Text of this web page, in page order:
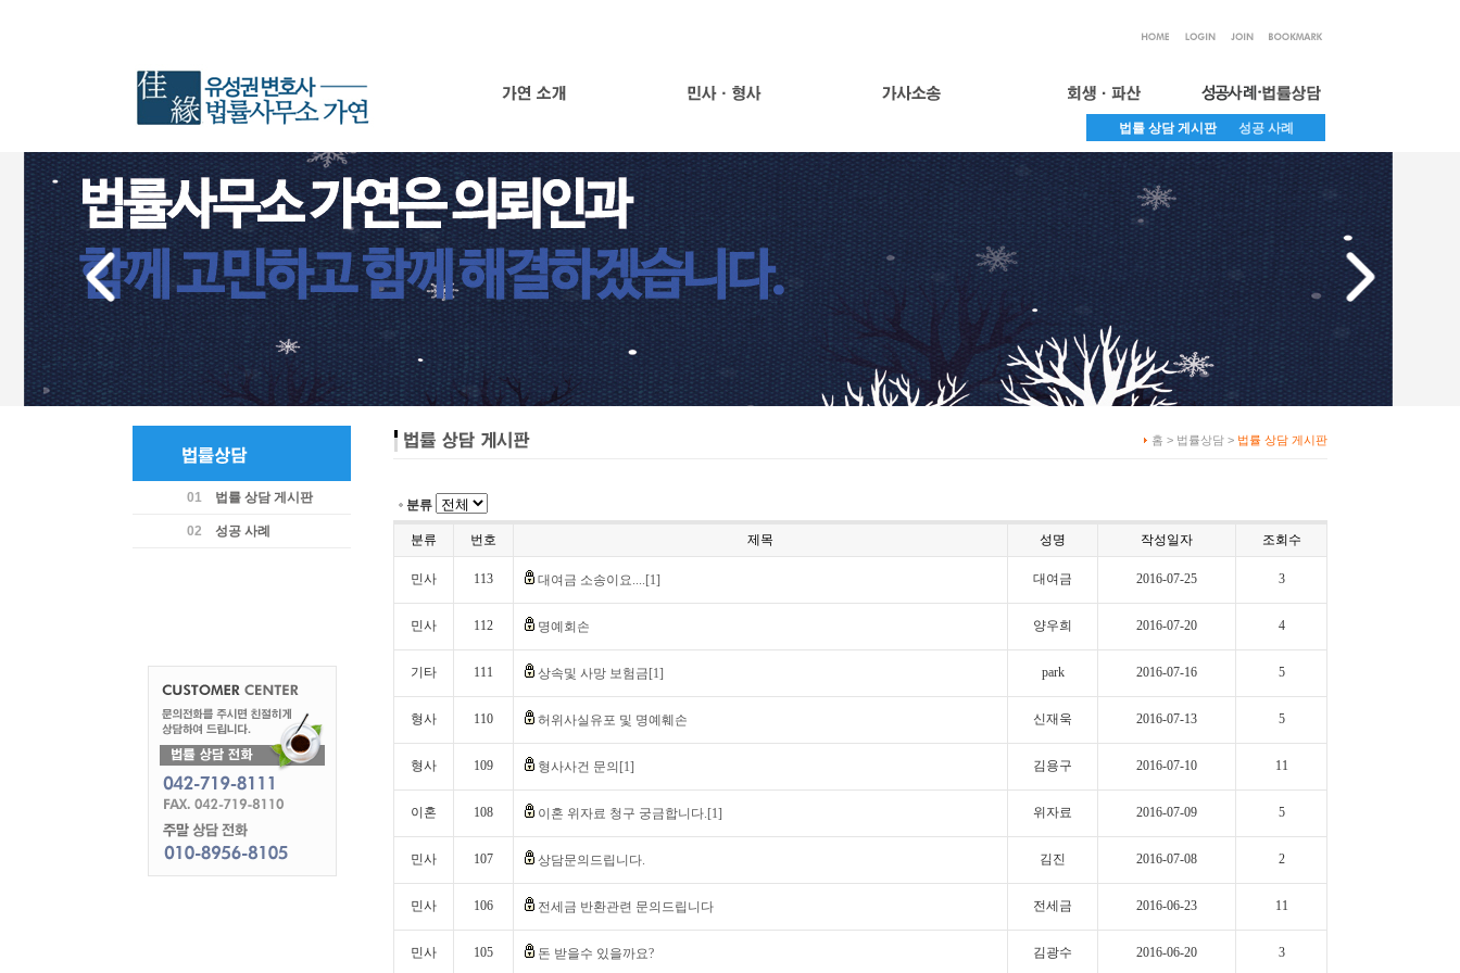
법률 상담 게시판 성공 사례
01 법률 상담 게시판
02 성공 사례
홈 > 법률상담 > 법률 상담 게시판
분류
분류 번호 제목 성명 작성일자 조회수
민사 113 대여금 소송이요....[1] 대여금 2016-07-25 3
민사 112 명예회손 양우희 2016-07-20 4
기타 111 상속및 사망 보험금[1] park 2016-07-16 5
형사 110 허위사실유포 및 명예훼손 신재욱 2016-07-13 5
형사 109 형사사건 문의[1] 김용구 2016-07-10 11
이혼 108 이혼 위자료 청구 궁금합니다.[1] 위자료 2016-07-09 5
민사 107 상담문의드립니다. 김진 2016-07-08 2
민사 106 전세금 반환관련 문의드립니다 전세금 2016-06-23 11
민사 105 돈 받을수 있을까요? 김광수 2016-06-20 3